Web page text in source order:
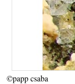
©papp csaba